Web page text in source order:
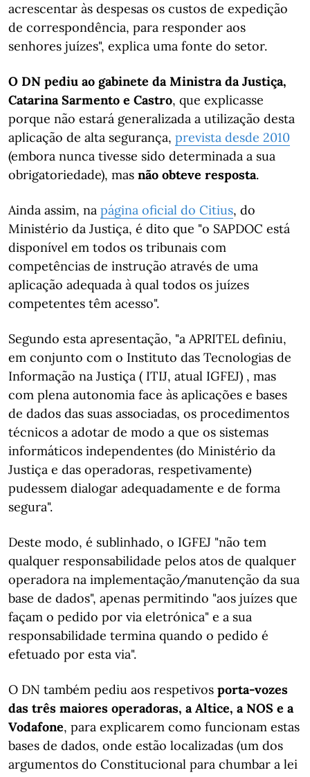
acrescentar às despesas os custos de expedição
de correspondência, para responder aos
senhores juízes", explica uma fonte do setor.
O DN pediu ao gabinete da Ministra da Justiça,
Catarina Sarmento e Castro, que explicasse
porque não estará generalizada a utilização desta
aplicação de alta segurança, prevista desde 2010
(embora nunca tivesse sido determinada a sua
obrigatoriedade), mas não obteve resposta.
Ainda assim, na página oficial do Citius, do
Ministério da Justiça, é dito que "o SAPDOC está
disponível em todos os tribunais com
competências de instrução através de uma
aplicação adequada à qual todos os juízes
competentes têm acesso".
Segundo esta apresentação, "a APRITEL definiu,
em conjunto com o Instituto das Tecnologias de
Informação na Justiça ( ITIJ, atual IGFEJ) , mas
com plena autonomia face às aplicações e bases
de dados das suas associadas, os procedimentos
técnicos a adotar de modo a que os sistemas
informáticos independentes (do Ministério da
Justiça e das operadoras, respetivamente)
pudessem dialogar adequadamente e de forma
segura".
Deste modo, é sublinhado, o IGFEJ "não tem
qualquer responsabilidade pelos atos de qualquer
operadora na implementação/manutenção da sua
base de dados", apenas permitindo "aos juízes que
façam o pedido por via eletrónica" e a sua
responsabilidade termina quando o pedido é
efetuado por esta via".
O DN também pediu aos respetivos porta-vozes
das três maiores operadoras, a Altice, a NOS e a
Vodafone, para explicarem como funcionam estas
bases de dados, onde estão localizadas (um dos
argumentos do Constitucional para chumbar a lei